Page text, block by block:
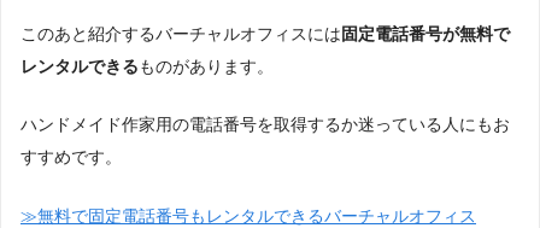
このあと紹介するバーチャルオフィスには固定電話番号が無料で
レンタルできるものがあります。
ハンドメイド作家用の電話番号を取得するか迷っている人にもお
すすめです。
≫無料で固定電話番号もレンタルできるバーチャルオフィス